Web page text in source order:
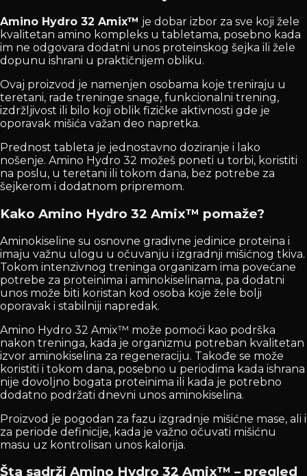
Amino Hydro 32 Amix™ je dobar izbor za sve koji žele
kvalitetan amino kompleks u tabletama, posebno kada
im ne odgovara dodatni unos proteinskog šejka ili žele
dopunu ishrani u praktičnijem obliku.
Ovaj proizvod je namenjen osobama koje treniraju u
teretani, rade treninge snage, funkcionalni trening,
izdržljivost ili bilo koji oblik fizičke aktivnosti gde je
oporavak mišića važan deo napretka.
Prednost tableta je jednostavno doziranje i lako
nošenje. Amino Hydro 32 možeš poneti u torbi, koristiti
na poslu, u teretani ili tokom dana, bez potrebe za
šejkerom i dodatnom pripremom.
Kako Amino Hydro 32 Amix™ pomaže?
Aminokiseline su osnovne gradivne jedinice proteina i
imaju važnu ulogu u očuvanju i izgradnji mišićnog tkiva.
Tokom intenzivnog treninga organizam ima povećane
potrebe za proteinima i aminokiselinama, pa dodatni
unos može biti koristan kod osoba koje žele bolji
oporavak i stabilniji napredak.
Amino Hydro 32 Amix™ može pomoći kao podrška
nakon treninga, kada je organizmu potreban kvalitetan
izvor aminokiselina za regeneraciju. Takođe se može
koristiti i tokom dana, posebno u periodima kada ishrana
nije dovoljno bogata proteinima ili kada je potrebno
dodatno podržati dnevni unos aminokiselina.
Proizvod je pogodan za fazu izgradnje mišićne mase, ali i
za periode definicije, kada je važno očuvati mišićnu
masu uz kontrolisan unos kalorija.
Šta sadrži Amino Hydro 32 Amix™ – pregled